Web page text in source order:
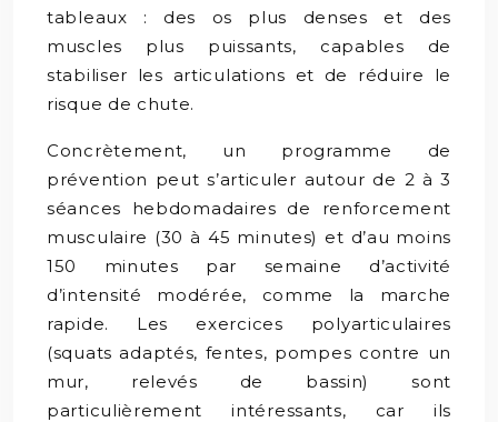
tableaux : des os plus denses et des
muscles plus puissants, capables de
stabiliser les articulations et de réduire le
risque de chute.
Concrètement, un programme de
prévention peut s’articuler autour de 2 à 3
séances hebdomadaires de renforcement
musculaire (30 à 45 minutes) et d’au moins
150 minutes par semaine d’activité
d’intensité modérée, comme la marche
rapide. Les exercices polyarticulaires
(squats adaptés, fentes, pompes contre un
mur, relevés de bassin) sont
particulièrement intéressants, car ils